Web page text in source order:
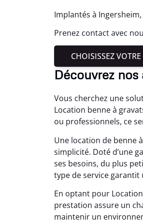
Implantés à
Prenez contact avec
CHOISISSEZ
Découvrez
Vous cherchez une
Location benne à
ou professionnels, ce
Une location de benne
simplicité. Doté d’une
ses besoins, du plus
type de service garantit
En optant pour
prestation assure un
maintenir un